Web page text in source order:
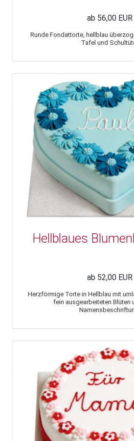
ab 56,00 EUR
Runde Fondattorte, hellblau
Tafel und
Hellblaues
ab 52,00 EUR
Herzförmige Torte in Hellblau mit
fein ausgearbeiteten Blüten